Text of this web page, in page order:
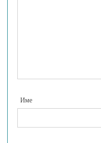
Име